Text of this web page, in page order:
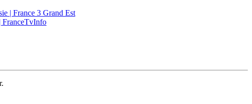
| France 3 Grand Est
FranceTvInfo